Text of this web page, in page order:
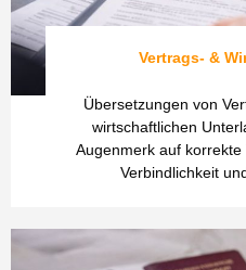
Vertrags- &
Übersetzungen von
wirtschaftlichen
Augenmerk auf
Verbindlichkeit